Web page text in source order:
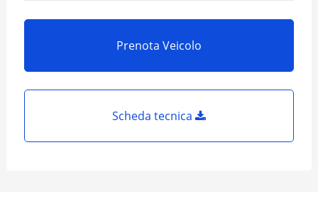
Prenota Veicolo
Scheda tecnica